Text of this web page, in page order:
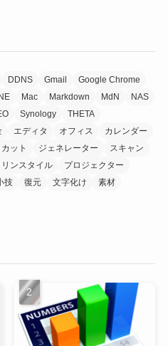
DDNS Gmail
Google Chrome
Mac Markdown MdN
NAS
Synology
THETA
エディタ オフィス
カレンダー
ット ジェネレーター
スキャン
ンスタイル
プロジェクター
技 復元 文字化け
素材